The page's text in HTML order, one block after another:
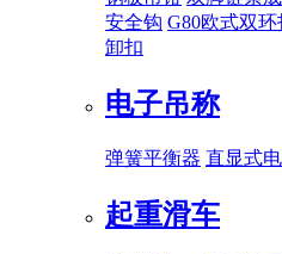
安全钩 G80欧式双环
卸扣
电子吊称
弹簧平衡器 直显式
起重滑车